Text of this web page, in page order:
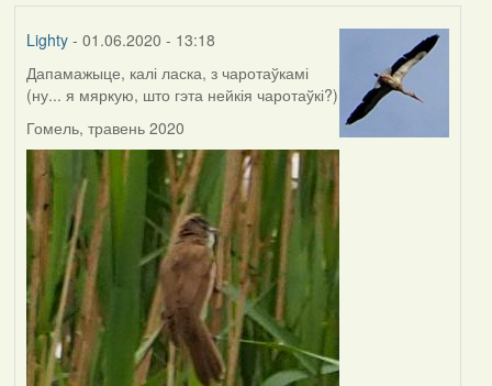
Lighty- 01.06.2020 - 13:18
Дапамажыце, калі ласка, з чаротаўкамі
(ну... я мяркую, што гэта нейкія чаротаўкі?)
Гомель, травень 2020